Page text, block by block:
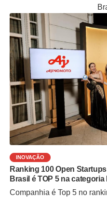
INOVAÇÃO
Ranking 100 Open
Brasil é TOP 5 na
Alimentação
Companhia é Top 5 no